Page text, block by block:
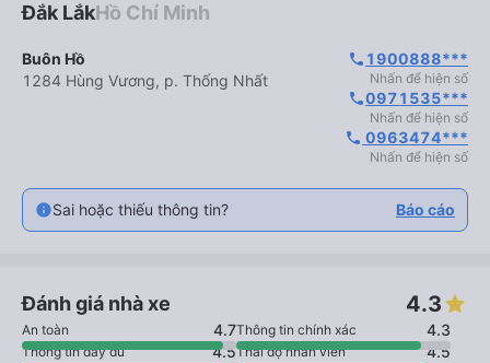
Đắk LắkHồ Chí Minh
Buôn Hồ
1284 Hùng Vương, p. Thống Nhất
phone 1900888***
Nhấn để hiện số
phone0971535***
Nhấn để hiện số
phone 0963474***
Nhấn để hiện số
Sai hoặc thiếu thông tin? Báo cáo
Đánh giá nhà xe 4.3
An toàn 4.7Thông tin chính xác 4.3
Thông tin đầy đủ 4.5Thái độ nhân viên 4.5